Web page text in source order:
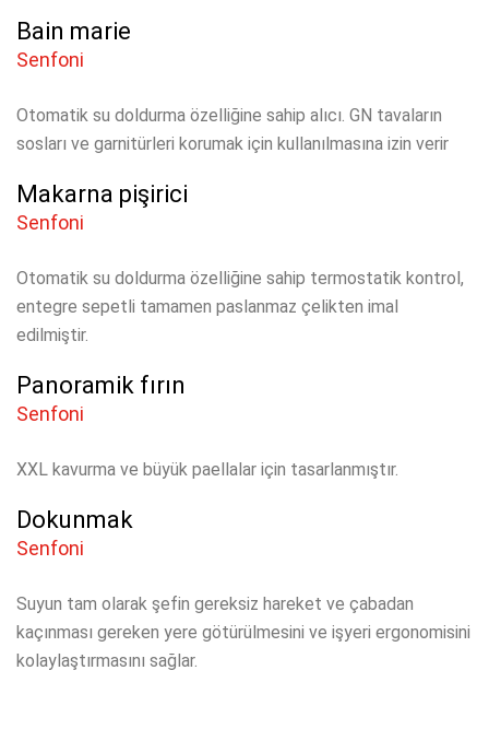
Bain marie
Senfoni
Otomatik su doldurma özelliğine sahip alıcı. GN tavaların
sosları ve garnitürleri korumak için kullanılmasına izin verir
Makarna pişirici
Senfoni
Otomatik su doldurma özelliğine sahip termostatik kontrol,
entegre sepetli tamamen paslanmaz çelikten imal
edilmiştir.
Panoramik fırın
Senfoni
XXL kavurma ve büyük paellalar için tasarlanmıştır.
Dokunmak
Senfoni
Suyun tam olarak şefin gereksiz hareket ve çabadan
kaçınması gereken yere götürülmesini ve işyeri ergonomisini
kolaylaştırmasını sağlar.